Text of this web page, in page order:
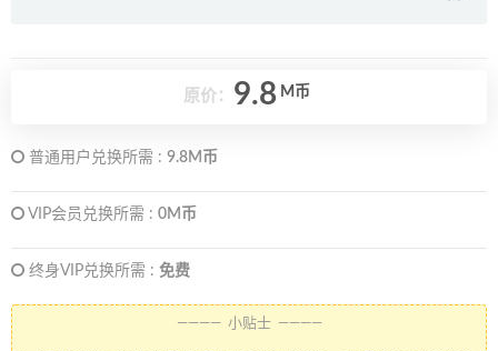
原价： 9.8 M币
普通用户兑换所需 : 9.8M币
VIP会员兑换所需 : 0M币
终身VIP兑换所需 : 免费
———— 小贴士 ————